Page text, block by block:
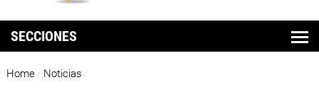
SECCIONES
Home / Noticias /